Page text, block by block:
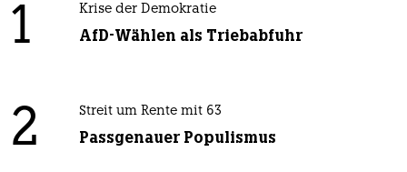
1 Krise der Demokratie
AfD-Wählen als Triebabfuhr
2 Streit um Rente mit 63
Passgenauer Populismus